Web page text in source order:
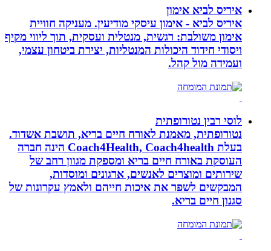
איריס לביא אימון
איריס לביא - אימון עיסקי מודיעין. מעניקה חוויית
אימון משולבת: רגשית, מנטלית ועסקית, תוך ליווי מקיף
ויסודי חידוד היכולות המנטליות, יצירת ביטחון עצמי,
ועמידה מול קהל.
לוסי רבין נטורופתית
נטורופתית, מאמנת לאורח חיים בריא, תושבת אשדוד.
בעלת Coach4Health, Coach4health הינה חברה
העוסקת באורח חיים בריא ומספקת מגוון רחב של
שירותים ומוצרים לאנשים, ארגונים ומוסדות,
המבקשים לשפר את איכות חייהם ולאמץ עקרונות של
סגנון חיים בריא.